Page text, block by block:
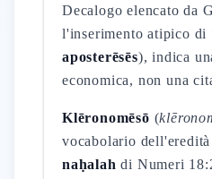
Decalogo elencato da
l'inserimento atipico
aposterēsēs), indica
economica, non una
Klēronomēsō (
vocabolario
naḥalah di Numeri